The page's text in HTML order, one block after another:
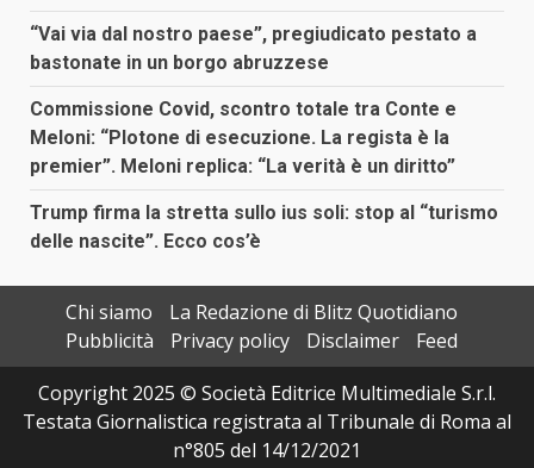
“Vai via dal nostro paese”, pregiudicato pestato a
bastonate in un borgo abruzzese
Commissione Covid, scontro totale tra Conte e
Meloni: “Plotone di esecuzione. La regista è la
premier”. Meloni replica: “La verità è un diritto”
Trump firma la stretta sullo ius soli: stop al “turismo
delle nascite”. Ecco cos’è
Chi siamo
La Redazione di Blitz Quotidiano
Pubblicità
Privacy policy Disclaimer
Feed
Copyright 2025 © Società Editrice Multimediale S.r.l.
Testata Giornalistica registrata al Tribunale di Roma al
n°805 del 14/12/2021